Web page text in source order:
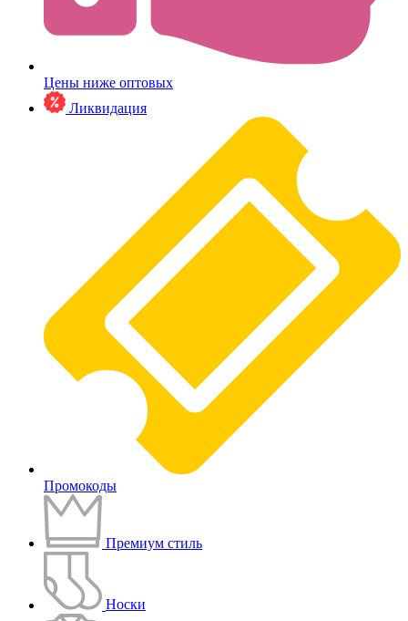
Цены ниже оптовых
Ликвидация
Промокоды
Премиум стиль
Носки